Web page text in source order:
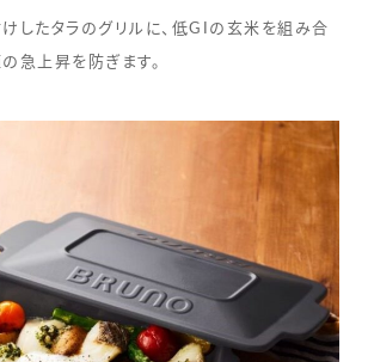
したタラのグリルに、低GIの玄米を組み合
急上昇を防ぎます。